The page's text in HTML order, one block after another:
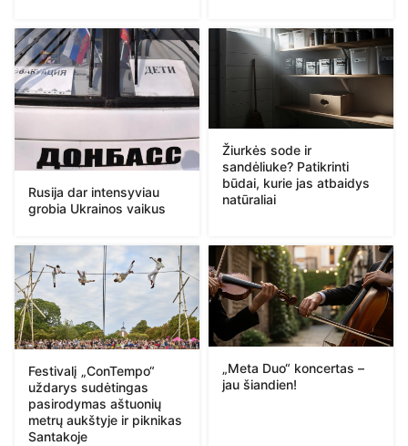
Rusija dar intensyviau
grobia Ukrainos vaikus
Žiurkės sode ir
sandėliuke? Patikrinti
būdai, kurie jas atbaidys
natūraliai
Festivalį „ConTempo“
uždarys sudėtingas
pasirodymas aštuonių
metrų aukštyje ir piknikas
Santakoje
„Meta Duo“ koncertas –
jau šiandien!